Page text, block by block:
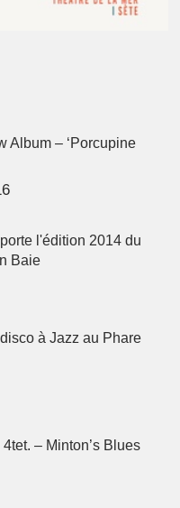
Album – ‘Porcupine
l'édition 2014 du
Baie
à Jazz au Phare
– Minton’s Blues